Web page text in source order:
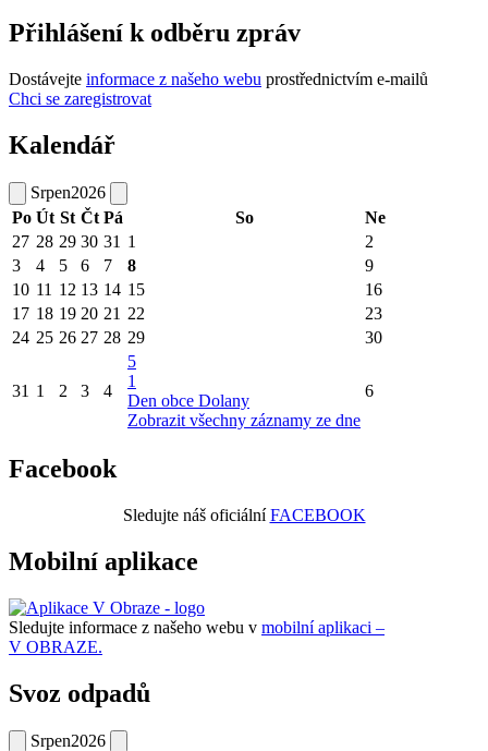
Přihlášení k odběru zpráv
Dostávejte informace z našeho webu prostřednictvím e-mailů
Chci se zaregistrovat
Kalendář
Srpen2026
Po Út St Čt Pá So
Ne
27 28 29 30 31 1
2
3
4 5 6 7 8
9
10 11 12 13 14 15
16
17 18 19 20 21 22
23
24 25 26 27 28 29 30
31 1 2 3 4
5
1
Den obce Dolany
Zobrazit všechny záznamy ze dne
6
Facebook
Sledujte náš oficiálníFACEBOOK
Mobilní aplikace
Sledujte informace z našeho webu v mobilní aplikaci –
V OBRAZE.
Svoz odpadů
Srpen2026